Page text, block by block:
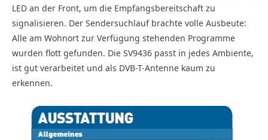
LED an der Front, um die Empfangsbereitschaft zu
signalisieren. Der Sendersuchlauf brachte volle Ausbeute:
Alle am Wohnort zur Verfügung stehenden Programme
wurden flott gefunden. Die SV9436 passt in jedes Ambiente,
ist gut verarbeitet und als DVB-T-Antenne kaum zu
erkennen.